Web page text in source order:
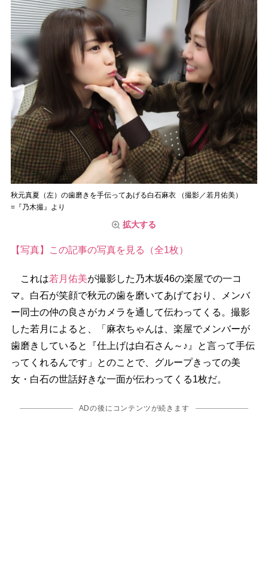
秋元真夏（左）の歯磨きを手伝ってあげる白石麻衣 （撮影／若月佑美）
=『乃木撮』より
拡大する
【写真】この記事の写真を見る（全1枚）
これは若月佑美が撮影した乃木坂46の楽屋での一コ
マ。白石が笑顔で秋元の歯を磨いてあげており、メンバ
ー同士の仲の良さがカメラを通して伝わってくる。撮影
した若月によると、「麻衣ちゃんは、楽屋でメンバーが
歯磨きしていると『仕上げは白石さん～♪』と言って手伝
ってくれるんです」とのことで、グループきっての美
女・白石の世話好きな一面が伝わってくる1枚だ。
ADの後にコンテンツが続きます